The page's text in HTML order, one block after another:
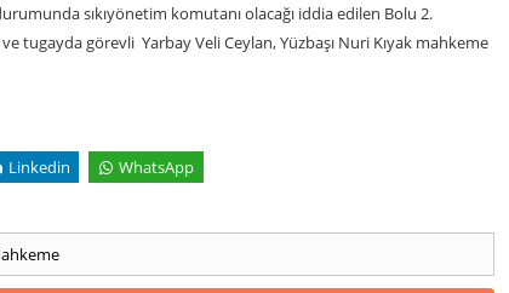
sıkıyönetim komutanı olacağı iddia edilen Bolu 2.
tugayda görevli Yarbay Veli Ceylan, Yüzbaşı Nuri Kıyak mahkeme
Linkedin WhatsApp